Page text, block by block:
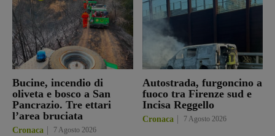
Bucine, incendio di
oliveta e bosco a San
Pancrazio. Tre ettari
l’area bruciata
Cronaca 7 Agosto 2026
Autostrada, furgoncino a
fuoco tra Firenze sud e
Incisa Reggello
Cronaca 7 Agosto 2026